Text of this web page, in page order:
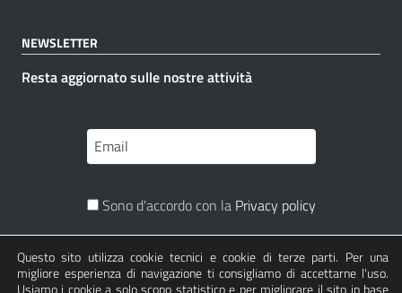
NEWSLETTER
Resta aggiornato sulle nostre attività
Sono d'accordo con la Privacy policy
Iscriviti
Questo sito utilizza cookie tecnici e cookie di terze parti. Per una
migliore esperienza di navigazione ti consigliamo di accettarne l'uso.
Usiamo i cookie a solo scopo statistico e per migliorare il sito in base